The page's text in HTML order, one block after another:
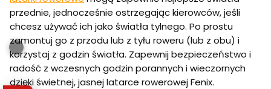
przednie, jednocześnie ostrzegając kierowców, jeśli
chcesz używać ich jako światła tylnego. Po prostu
zamontuj go z przodu lub z tyłu roweru (lub z obu) i
korzystaj z godzin światła. Zapewnij bezpieczeństwo i
radość z wczesnych godzin porannych i wieczornych
dzięki świetnej, jasnej latarce rowerowej Fenix.